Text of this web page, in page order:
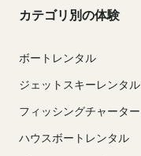
カテゴリ別の体験
ボートレンタル
ジェットスキーレンタル
フィッシングチャーター
ハウスボートレンタル